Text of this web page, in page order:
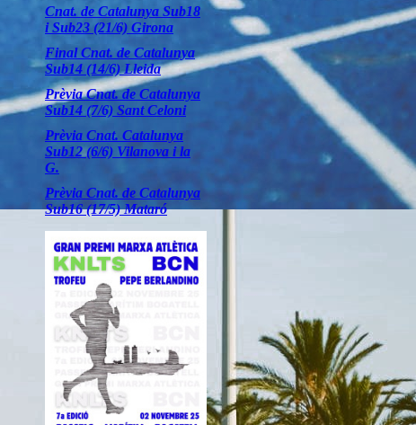
Cnat. de Catalunya Sub18
i Sub23 (21/6) Girona
Final Cnat. de Catalunya
Sub14 (14/6) Lleida
Prèvia Cnat. de Catalunya
Sub14 (7/6) Sant Celoni
Prèvia Cnat. Catalunya
Sub12 (6/6) Vilanova i la
G.
Prèvia Cnat. de Catalunya
Sub16 (17/5) Mataró